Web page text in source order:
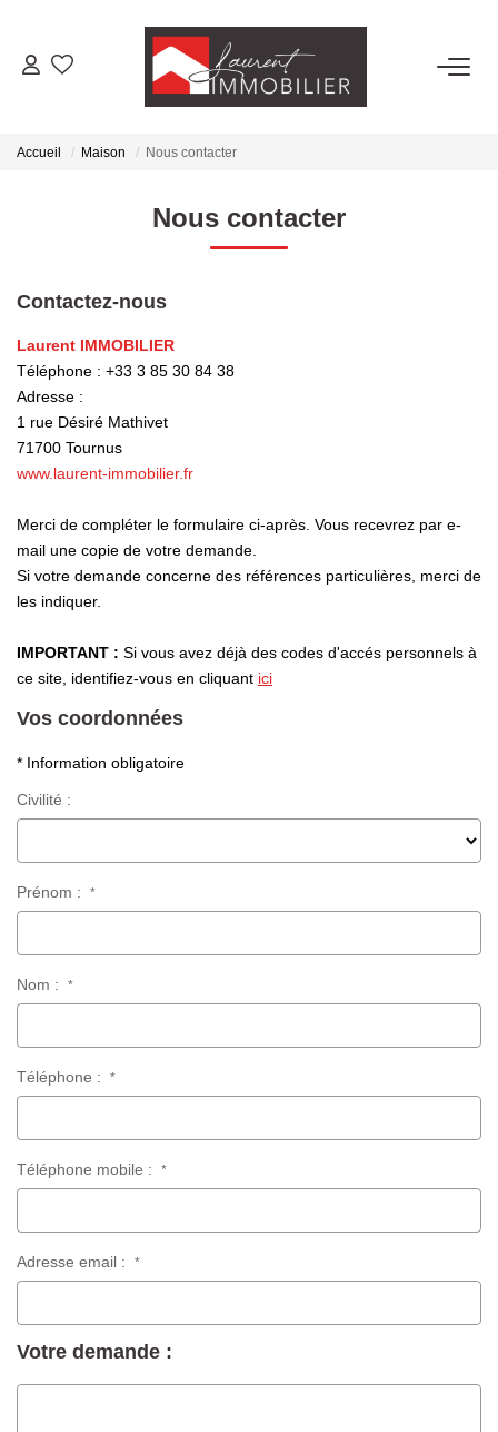
ACHETER
ESTIMER
NOS AGENCES
Laurent Immobilier Tournus
Laurent Immobilier Pont De Vaux
Notre Équipe
Nous Rejoindre
Accueil Maison Nous contacter
Nous contacter
Contactez-nous
Laurent IMMOBILIER
Téléphone : +33 3 85 30 84 38
Adresse :
1 rue Désiré Mathivet
71700 Tournus
www.laurent-immobilier.fr
Merci de compléter le formulaire ci-après. Vous recevrez par e-
mail une copie de votre demande.
Si votre demande concerne des références particulières, merci de
les indiquer.
IMPORTANT : Si vous avez déjà des codes d'accés personnels à
ce site, identifiez-vous en cliquant ici
Vos coordonnées
* Information obligatoire
Civilité :
Prénom : *
Nom : *
Téléphone : *
Téléphone mobile : *
Adresse email : *
Votre demande :